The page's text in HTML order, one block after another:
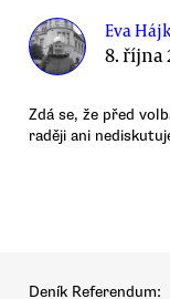
Eva
8. října
Zdá se, že před
raději ani
Deník Referendum: